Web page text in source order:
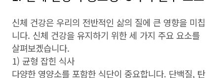
신체 건강은 우리의 전반적인 삶의 질에 큰 영향을 미칩
니다. 신체 건강을 유지하기 위한 세 가지 주요 요소를
살펴보겠습니다.
1) 균형 잡힌 식사
다양한 영양소를 포함한 식단이 중요합니다. 단백질, 탄